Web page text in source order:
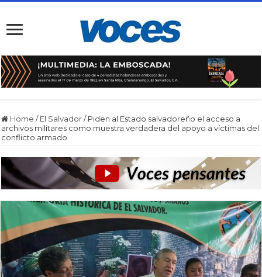
Home / El Salvador / Piden al Estado salvadoreño el acceso a
archivos militares como muestra verdadera del apoyo a víctimas del
conflicto armado